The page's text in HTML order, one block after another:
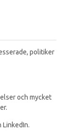
politiker
och mycket
LinkedIn.